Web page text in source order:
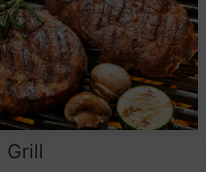
Grill